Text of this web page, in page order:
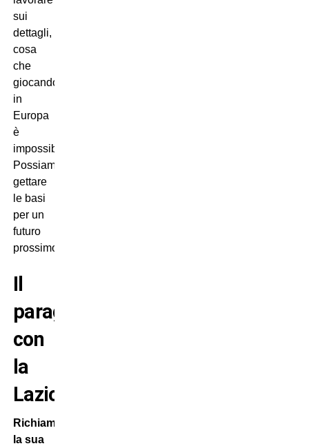
sui
dettagli,
cosa
che
giocando
in
Europa
è
impossibile.
Possiamo
gettare
le basi
per un
futuro
prossimo”.
Il
paragone
con
la
Lazio
Richiamando
la sua